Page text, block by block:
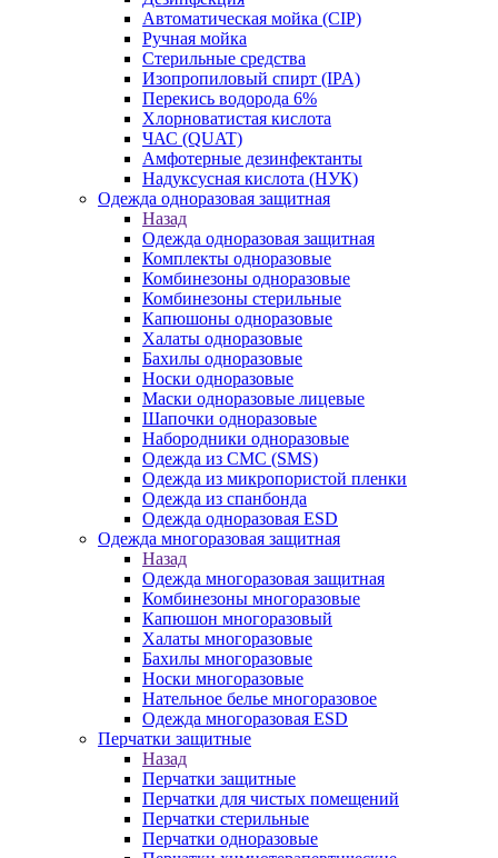
Автоматическая мойка (CIP)
Ручная мойка
Стерильные средства
Изопропиловый спирт (IPA)
Перекись водорода 6%
Хлорноватистая кислота
ЧАС (QUAT)
Амфотерные дезинфектанты
Надуксусная кислота (НУК)
Одежда одноразовая защитная
Назад
Одежда одноразовая защитная
Комплекты одноразовые
Комбинезоны одноразовые
Комбинезоны стерильные
Капюшоны одноразовые
Халаты одноразовые
Бахилы одноразовые
Носки одноразовые
Маски одноразовые лицевые
Шапочки одноразовые
Набородники одноразовые
Одежда из СМС (SMS)
Одежда из микропористой пленки
Одежда из спанбонда
Одежда одноразовая ESD
Одежда многоразовая защитная
Назад
Одежда многоразовая защитная
Комбинезоны многоразовые
Капюшон многоразовый
Халаты многоразовые
Бахилы многоразовые
Носки многоразовые
Нательное белье многоразовое
Одежда многоразовая ESD
Перчатки защитные
Назад
Перчатки защитные
Перчатки для чистых помещений
Перчатки стерильные
Перчатки одноразовые